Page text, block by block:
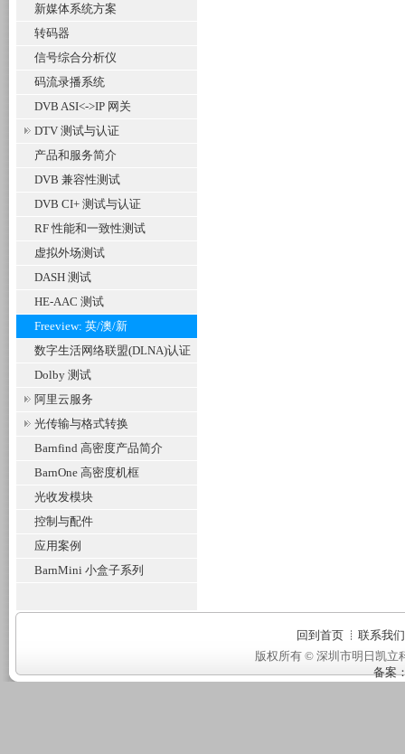
新媒体系统方案
转码器
信号综合分析仪
码流录播系统
DVB ASI<->IP 网关
DTV 测试与认证
产品和服务简介
DVB 兼容性测试
DVB CI+ 测试与认证
RF 性能和一致性测试
虚拟外场测试
DASH 测试
HE-AAC 测试
Freeview: 英/澳/新
数字生活网络联盟(DLNA)认证
Dolby 测试
阿里云服务
光传输与格式转换
Barnfind 高密度产品简介
BarnOne 高密度机框
光收发模块
控制与配件
应用案例
BarnMini 小盒子系列
回到首页
联系我们
版权所有 © 深圳市明日凯
备案